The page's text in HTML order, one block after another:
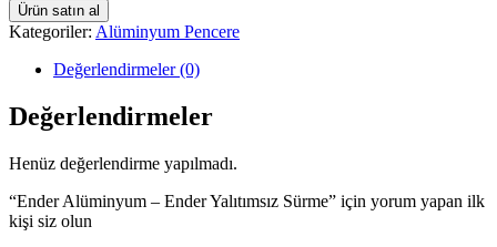
Ürün satın al
Kategoriler: Alüminyum Pencere
Değerlendirmeler (0)
Değerlendirmeler
Henüz değerlendirme yapılmadı.
“Ender Alüminyum – Ender Yalıtımsız Sürme” için yorum yapan ilk
kişi siz olun